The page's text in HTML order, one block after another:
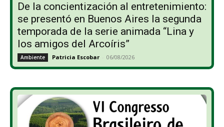
De la concientización al entretenimiento:
se presentó en Buenos Aires la segunda
temporada de la serie animada “Lina y
los amigos del Arcoíris”
Ambiente Patricia Escobar - 06/08/2026